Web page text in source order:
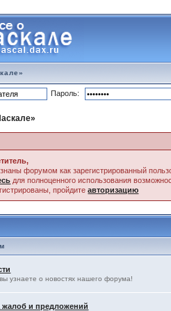
Пароль:
форумом как зарегистрированный
для полноценного использования
пройдитеавторизацию
узнаете о новостях нашего форума!
жалоб и предложений